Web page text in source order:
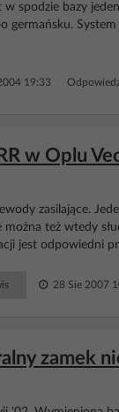
spodzie bazy
germańsku.
19:33
w Oplu
zasilające.
też wtedy
jest odpowiedni
28 Sie 2007
zamek